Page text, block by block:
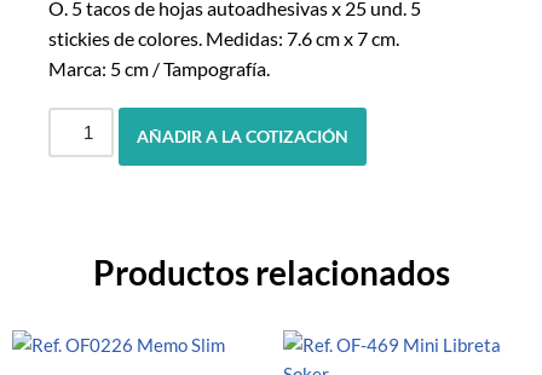
O. 5 tacos de hojas autoadhesivas x 25 und. 5
stickies de colores. Medidas: 7.6 cm x 7 cm.
Marca: 5 cm / Tampografía.
AÑADIR A LA COTIZACIÓN
Productos relacionados